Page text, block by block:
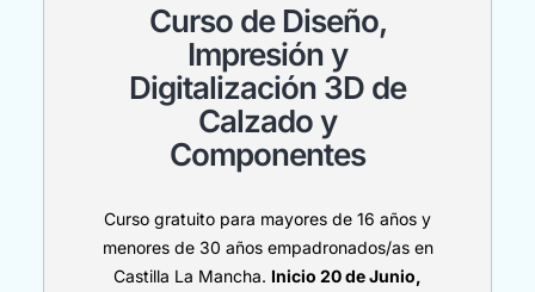
Curso de Diseño,
Impresión y
Digitalización 3D de
Calzado y
Componentes
Curso gratuito para mayores de 16 años y
menores de 30 años empadronados/as en
Castilla La Mancha. Inicio 20 de Junio,